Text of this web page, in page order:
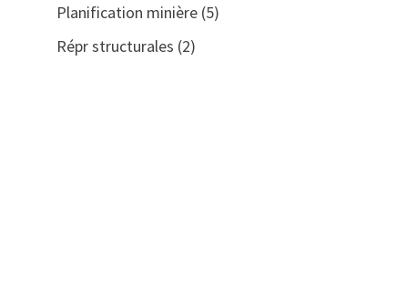
Planification minière(5)
Répr structurales (2)